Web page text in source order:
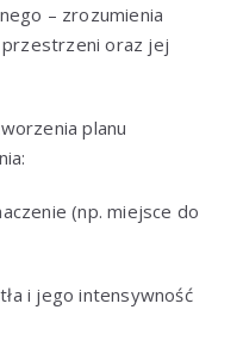
– zrozumienia
oraz jej
planu
(np. miejsce do
i jego intensywność